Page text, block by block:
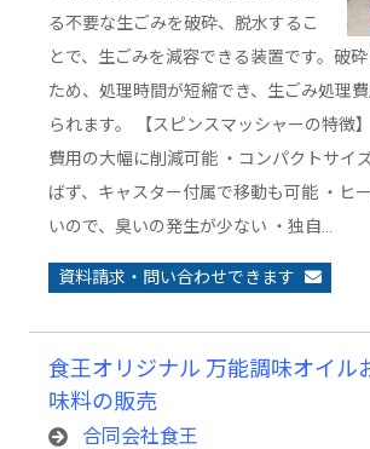
る不要な生ごみを破砕、脱水するこ
とで、生ごみを減容できる装置です。破
ため、処理時間が短縮でき、生ごみ処理
られます。 【スピンスマッシャーの特徴
費用の大幅に削減可能 ・コンパクトサイ
ばず、キャスター付属で移動も可能 ・ヒ
いので、臭いの発生が少ない ・独自…
資料請求・問い合わせできます
食王オリジナル 万能調味オイル
味料の販売
合同会社食王